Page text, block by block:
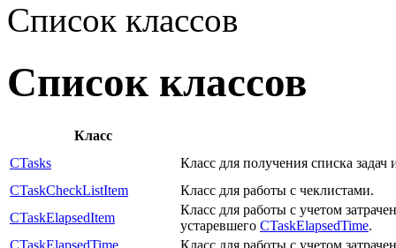
Список классов
Список классов
Класс
CTasks
Класс для получения списка задач
CTaskCheckListItem
Класс для работы с чеклистами.
CTaskElapsedItem
Класс для работы с учетом
устаревшего CTaskElapsedTime.
CTaskElapsedTime
Класс для работы с учетом